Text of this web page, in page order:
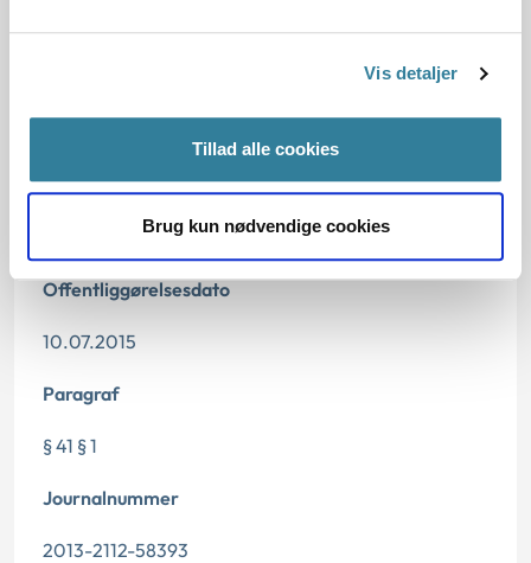
Vis detaljer
Tillad alle cookies
Brug kun nødvendige cookies
Dato for underskrift
Offentliggørelsesdato
10.07.2015
Paragraf
§ 41 § 1
Journalnummer
2013-2112-58393